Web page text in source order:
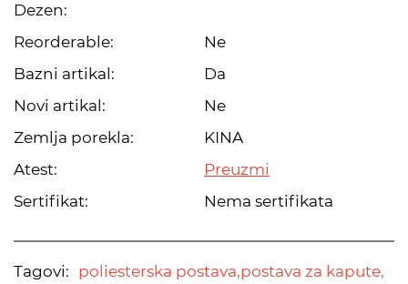
Dezen:
Reorderable:
Ne
Bazni artikal:
Da
Novi artikal:
Ne
Zemlja porekla:
KINA
Atest:
Preuzmi
Sertifikat:
Nema sertifikata
Tagovi: poliesterska postava,postava za kapute,